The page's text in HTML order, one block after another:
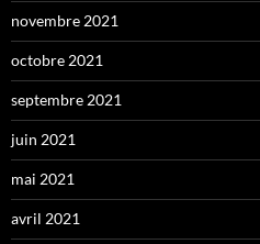
novembre 2021
octobre 2021
septembre 2021
juin 2021
mai 2021
avril 2021